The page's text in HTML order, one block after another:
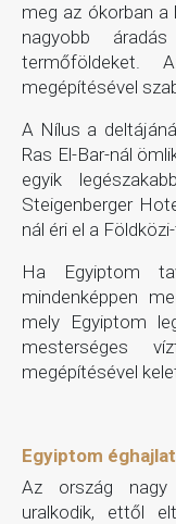
meg az ókorban
nagyobb
termőföldeket.
megépítésével
A Nílus a
Ras El-Bar-nál
egyik
Steigenberger
nál éri el a
Ha Egyiptom
mindenképpen
mely Egyiptom
mesterséges
megépítésével
Egyiptom
Az ország nagy
uralkodik, ettől